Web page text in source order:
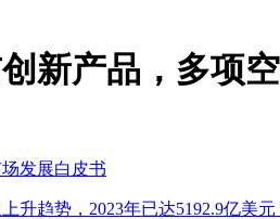
新产品，多项
发展白皮书
升趋势，2023年已达5192.9亿